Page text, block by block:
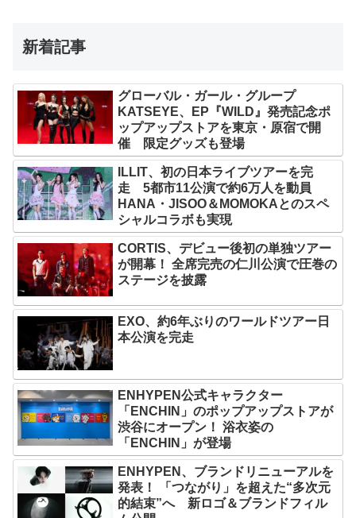
新着記事
グローバル・ガール・グループ
KATSEYE、EP『WILD』発売記念ポ
ップアップストアを東京・原宿で開
催 限定グッズも登場
ILLIT、初の日本ライブツアーを完
走 5都市11公演で約6万人を動員
HANA・JISOO＆MOMOKAとのスペ
シャルコラボも実現
CORTIS、デビュー後初の単独ツアー
が開幕！ 全席完売の仁川公演で圧巻の
ステージを披露
EXO、約6年ぶりのワールドツアー日
本公演を完走
ENHYPEN公式キャラクター
「ENCHIN」のポップアップストアが
渋谷にオープン！ 浴衣姿の
「ENCHIN」が登場
ENHYPEN、ブランドリニューアルを
発表！ 「つながり」を超えた“多次元
的結束”へ 新ロゴ＆ブランドフィル